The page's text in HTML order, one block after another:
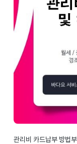
관리비 카드납부 방법